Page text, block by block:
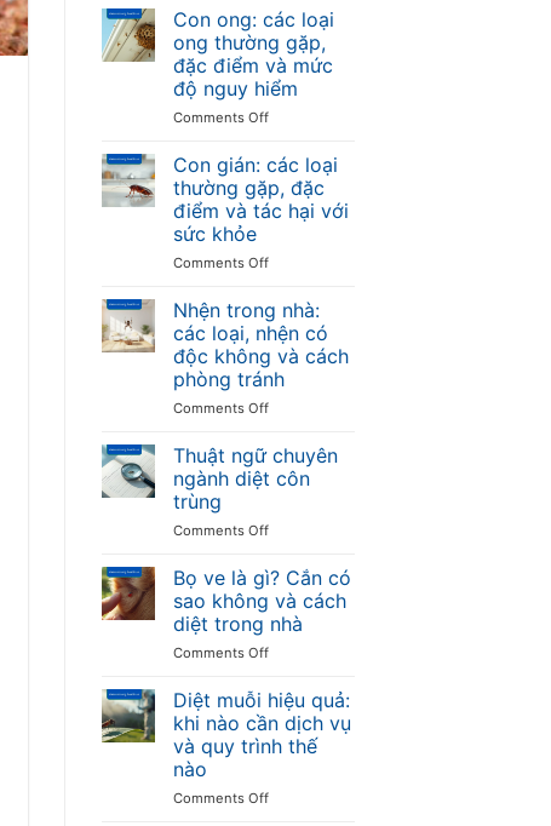
chuẩn
quốc
tế
tại
Việt
Nam
muỗi:
vòng
đời,
các
loại
muỗi
bệnh
và
cách
phòng
Con ong: các loại
ong thường gặp,
đặc điểm và mức
độ nguy hiểm
Comments Offon
ong:
các
loại
ong
gặp,
điểm
và
mức
độ
nguy
hiểm
Con gián: các loại
thường gặp, đặc
điểm và tác hại với
sức khỏe
Comments Offon
gián:
các
loại
thường
gặp,
đặc
tác
hại
sức
Nhện trong nhà:
các loại, nhện có
độc không và cách
phòng tránh
Comments Offon
trong
nhà:
các
nhện
độc
không
và
cách
phòng
Thuật ngữ chuyên
ngành diệt côn
trùng
Comments Offon
ngữ
chuyên
ngành
diệt
côn
Bọ ve là gì? Cắn có
sao không và cách
diệt trong nhà
Comments Offon
ve
là
gì?
Cắn
sao
Diệt muỗi hiệu quả:
khi nào cần dịch vụ
và quy trình thế
nào
Comments Offon